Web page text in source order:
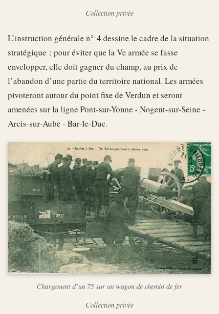
Collection privée
L’instruction générale n° 4 dessine le cadre de la situation
stratégique : pour éviter que la Ve armée se fasse
envelopper, elle doit gagner du champ, au prix de
l’abandon d’une partie du territoire national. Les armées
pivoteront autour du point fixe de Verdun et seront
amenées sur la ligne Pont-sur-Yonne - Nogent-sur-Seine -
Arcis-sur-Aube - Bar-le-Duc.
Chargement d’un 75 sur un wagon de chemin de fer
Collection privée